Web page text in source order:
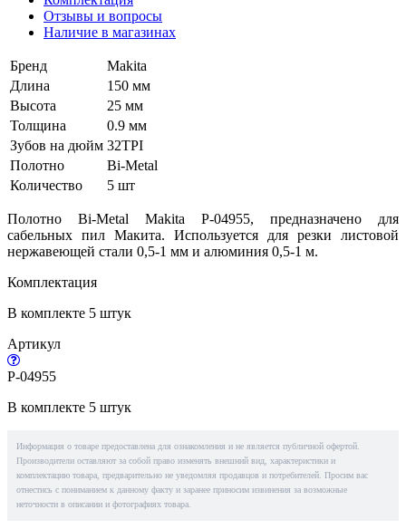
Отзывы и вопросы
Наличие в магазинах
Бренд
Makita
Длина
150 мм
Высота
25 мм
Толщина
0.9 мм
Зубов на дюйм 32TPI
Полотно
Bi-Metal
Количество
5 шт
Полотно Bi-Metal Makita P-04955, предназначено для
сабельных пил Макита. Используется для резки листовой
нержавеющей стали 0,5-1 мм и алюминия 0,5-1 м.
Комплектация
В комплекте 5 штук
Артикул
P-04955
В комплекте 5 штук
Информация о товаре предоставлена для ознакомления и не является публичной офертой.
Производители оставляют за собой право изменять внешний вид, характеристики и
комплектацию товара, предварительно не уведомляя продавцов и потребителей. Просим вас
отнестись с пониманием к данному факту и заранее приносим извинения за возможные
неточности в описании и фотографиях товара.